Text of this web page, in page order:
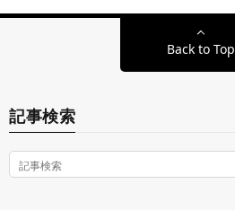
Back to Top
記事検索